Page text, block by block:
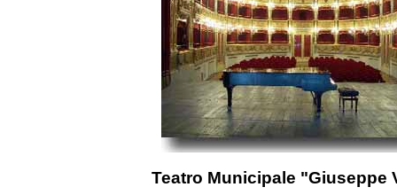
Teatro Municipale "Giuseppe